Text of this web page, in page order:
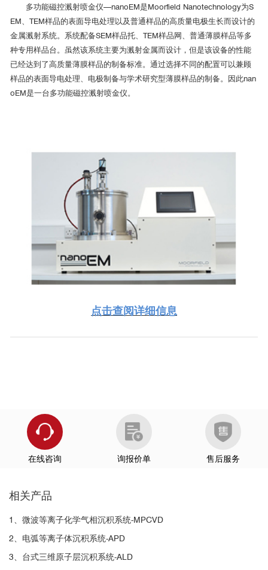
多功能磁控溅射喷金仪—nanoEM是Moorfield Nanotechnology为S
EM、TEM样品的表面导电处理以及普通样品的高质量电极生长而设计的
金属溅射系统。系统配备SEM样品托、TEM样品网、普通薄膜样品等多
种专用样品台。虽然该系统主要为溅射金属而设计，但是该设备的性能
已经达到了高质量薄膜样品的制备标准。通过选择不同的配置可以兼顾
样品的表面导电处理、电极制备与学术研究型薄膜样品的制备。因此nan
oEM是一台多功能磁控溅射喷金仪。
点击查阅详细信息
曼彻斯特城市大学正在利用Moorfield Nanotechnology公司的MiniLab 0
60系统进行先进的燃料电池的研究和开发。
在线咨询 询报价单 售后服务
相关产品
1、微波等离子化学气相沉积系统-MPCVD
2、电弧等离子体沉积系统-APD
3、台式三维原子层沉积系统-ALD